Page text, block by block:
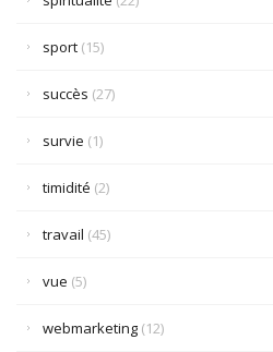
sport (15)
succès (27)
survie (1)
timidité (2)
travail (45)
vue (5)
webmarketing (12)